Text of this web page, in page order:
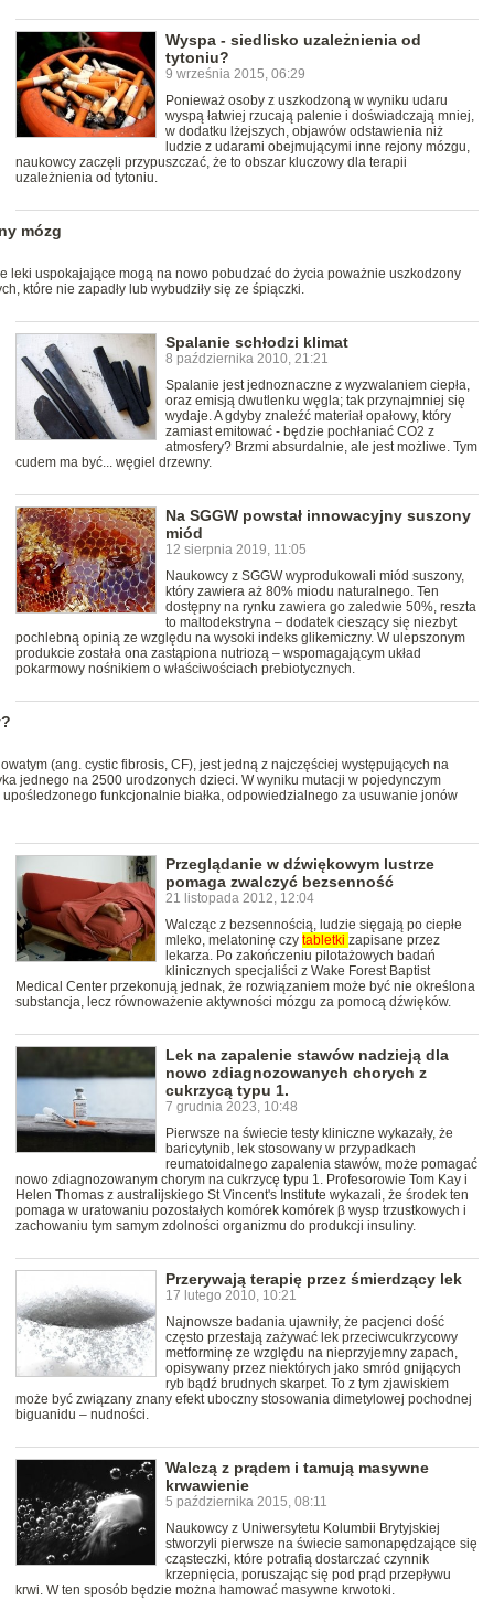
Wyspa - siedlisko uzależnienia od
tytoniu?
9 września 2015, 06:29
Ponieważ osoby z uszkodzoną w wyniku udaru
wyspą łatwiej rzucają palenie i doświadczają mniej,
w dodatku lżejszych, objawów odstawienia niż
ludzie z udarami obejmującymi inne rejony mózgu,
naukowcy zaczęli przypuszczać, że to obszar kluczowy dla terapii
uzależnienia od tytoniu.
mózg
leki uspokajające mogą na nowo pobudzać do życia poważnie uszkodzony
które nie zapadły lub wybudziły się ze śpiączki.
Spalanie schłodzi klimat
8 października 2010, 21:21
Spalanie jest jednoznaczne z wyzwalaniem ciepła,
oraz emisją dwutlenku węgla; tak przynajmniej się
wydaje. A gdyby znaleźć materiał opałowy, który
zamiast emitować - będzie pochłaniać CO2 z
atmosfery? Brzmi absurdalnie, ale jest możliwe. Tym
cudem ma być... węgiel drzewny.
Na SGGW powstał innowacyjny suszony
miód
12 sierpnia 2019, 11:05
Naukowcy z SGGW wyprodukowali miód suszony,
który zawiera aż 80% miodu naturalnego. Ten
dostępny na rynku zawiera go zaledwie 50%, reszta
to maltodekstryna – dodatek cieszący się niezbyt
pochlebną opinią ze względu na wysoki indeks glikemiczny. W ulepszonym
produkcie została ona zastąpiona nutriozą – wspomagającym układ
pokarmowy nośnikiem o właściwościach prebiotycznych.
(ang. cystic fibrosis, CF), jest jedną z najczęściej występujących na
jednego na 2500 urodzonych dzieci. W wyniku mutacji w pojedynczym
funkcjonalnie białka, odpowiedzialnego za usuwanie jonów
Przeglądanie w dźwiękowym lustrze
pomaga zwalczyć bezsenność
21 listopada 2012, 12:04
Walcząc z bezsennością, ludzie sięgają po ciepłe
mleko, melatoninę czy tabletki zapisane przez
lekarza. Po zakończeniu pilotażowych badań
klinicznych specjaliści z Wake Forest Baptist
Medical Center przekonują jednak, że rozwiązaniem może być nie określona
substancja, lecz równoważenie aktywności mózgu za pomocą dźwięków.
Lek na zapalenie stawów nadzieją dla
nowo zdiagnozowanych chorych z
cukrzycą typu 1.
7 grudnia 2023, 10:48
Pierwsze na świecie testy kliniczne wykazały, że
baricytynib, lek stosowany w przypadkach
reumatoidalnego zapalenia stawów, może pomagać
nowo zdiagnozowanym chorym na cukrzycę typu 1. Profesorowie Tom Kay i
Helen Thomas z australijskiego St Vincent's Institute wykazali, że środek ten
pomaga w uratowaniu pozostałych komórek komórek β wysp trzustkowych i
zachowaniu tym samym zdolności organizmu do produkcji insuliny.
Przerywają terapię przez śmierdzący lek
17 lutego 2010, 10:21
Najnowsze badania ujawniły, że pacjenci dość
często przestają zażywać lek przeciwcukrzycowy
metforminę ze względu na nieprzyjemny zapach,
opisywany przez niektórych jako smród gnijących
ryb bądź brudnych skarpet. To z tym zjawiskiem
może być związany znany efekt uboczny stosowania dimetylowej pochodnej
biguanidu – nudności.
Walczą z prądem i tamują masywne
krwawienie
5 października 2015, 08:11
Naukowcy z Uniwersytetu Kolumbii Brytyjskiej
stworzyli pierwsze na świecie samonapędzające się
cząsteczki, które potrafią dostarczać czynnik
krzepnięcia, poruszając się pod prąd przepływu
krwi. W ten sposób będzie można hamować masywne krwotoki.